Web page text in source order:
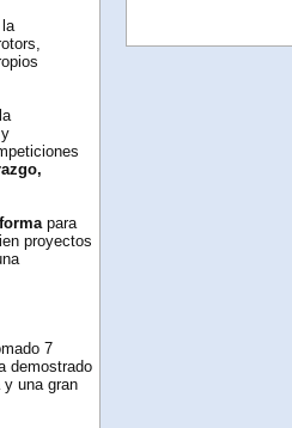
para
proyectos
7
demostrado
y una gran